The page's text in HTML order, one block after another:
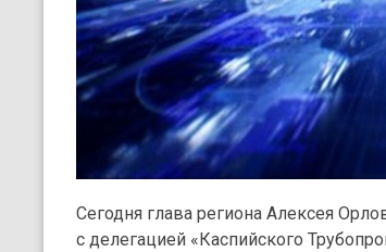
Сегодня глава региона Алексея
с делегацией «Каспийского